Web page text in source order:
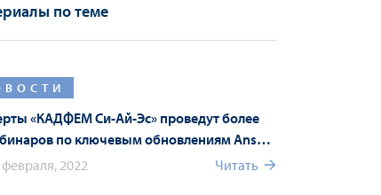
по теме
«КАДФЕМ Си-Ай-Эс» проведут более
по ключевым обновлениям Ansys
в рамках Форума Ansys
февраля, 2022 Читать